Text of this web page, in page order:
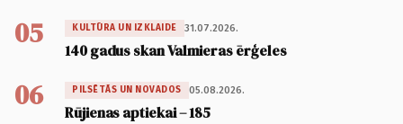
05 KULTŪRA UN IZKLAIDE 31.07.2026.
140 gadus skan Valmieras ērģeles
06 PILSĒTĀS UN NOVADOS 05.08.2026.
Rūjienas aptiekai – 185